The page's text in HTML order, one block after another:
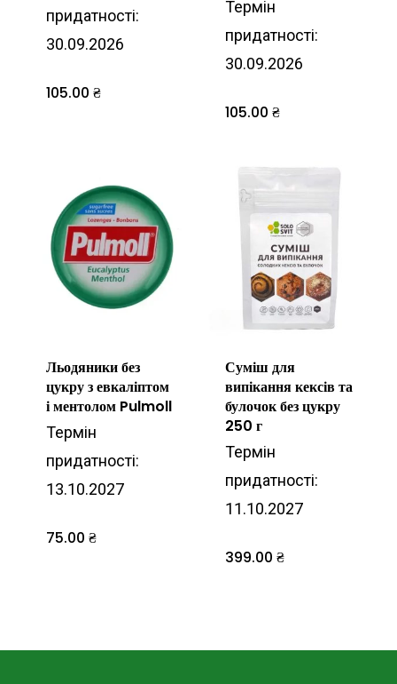
придатності:
30.09.2026
105.00 ₴
Термін
придатності:
30.09.2026
105.00 ₴
Льодяники без
цукру з евкаліптом
і ментолом Pulmoll
Термін
придатності:
13.10.2027
75.00 ₴
Суміш для
випікання кексів та
булочок без цукру
250 г
Термін
придатності:
11.10.2027
399.00 ₴